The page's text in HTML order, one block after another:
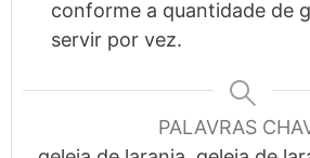
conforme a quantidade de
servir por vez.
PALAVRAS